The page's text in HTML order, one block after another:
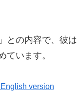
との内容で、彼
ています。
version